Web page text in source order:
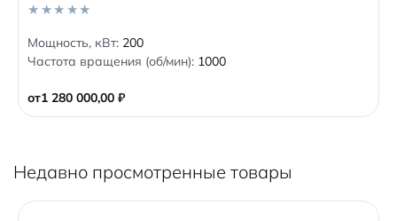
от1 280 000,00 ₽
0
o
u
f
5
Мощность, кВт: 200
Частота вращения (об/мин): 1000
Недавно просмотренные товары